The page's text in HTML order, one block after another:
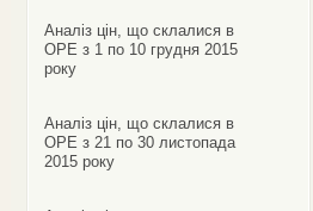
Аналіз цін, що склалися в
ОРЕ з 1 по 10 грудня 2015
року
Аналіз цін, що склалися в
ОРЕ з 21 по 30 листопада
2015 року